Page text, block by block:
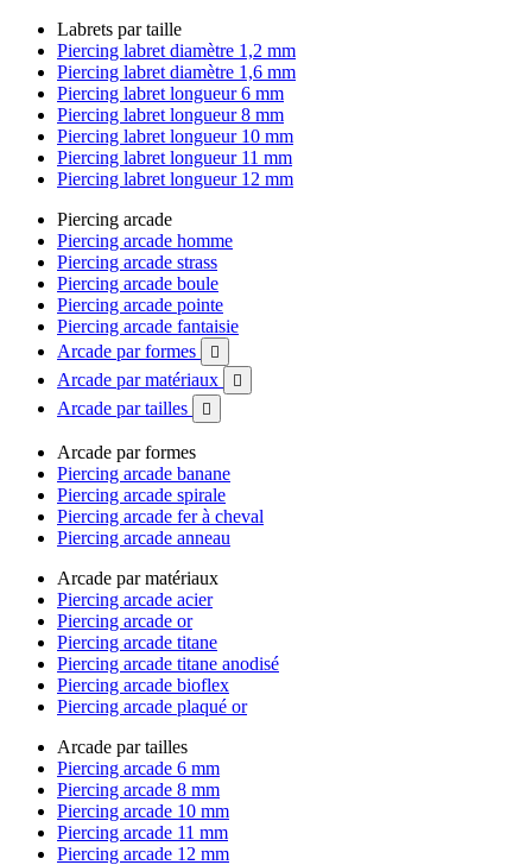
Labrets par taille
Piercing labret diamètre 1,2 mm
Piercing labret diamètre 1,6 mm
Piercing labret longueur 6 mm
Piercing labret longueur 8 mm
Piercing labret longueur 10 mm
Piercing labret longueur 11 mm
Piercing labret longueur 12 mm
Piercing arcade
Piercing arcade homme
Piercing arcade strass
Piercing arcade boule
Piercing arcade pointe
Piercing arcade fantaisie
Arcade par formes

Arcade par matériaux 
Arcade par tailles 
Arcade par formes
Piercing arcade banane
Piercing arcade spirale
Piercing arcade fer à cheval
Piercing arcade anneau
Arcade par matériaux
Piercing arcade acier
Piercing arcade or
Piercing arcade titane
Piercing arcade titane anodisé
Piercing arcade bioflex
Piercing arcade plaqué or
Arcade par tailles
Piercing arcade 6 mm
Piercing arcade 8 mm
Piercing arcade 10 mm
Piercing arcade 11 mm
Piercing arcade 12 mm